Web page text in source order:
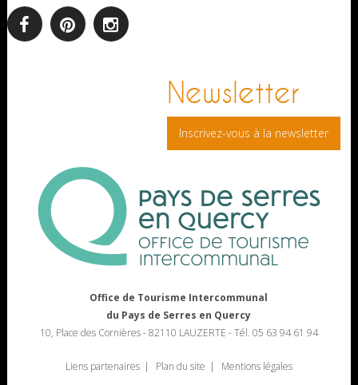
Newsletter
Inscrivez-vous à la newsletter
Office de Tourisme Intercommunal
du Pays de Serres en Quercy
10, Place des Cornières - 82110 LAUZERTE - Tél. 05 63 94 61 94
Liens partenaires Plan du site Mentions légales